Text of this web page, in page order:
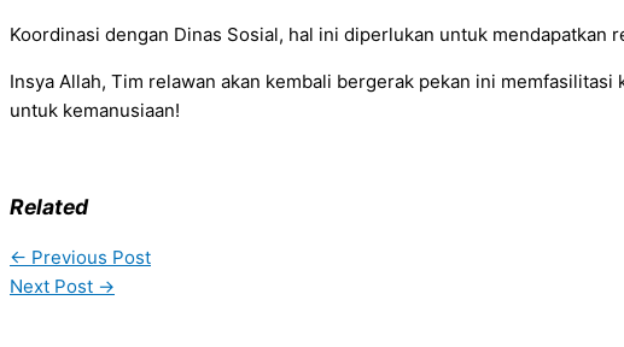
Koordinasi dengan Dinas Sosial, hal ini diperlukan untuk mendapatkan
Insya Allah, Tim relawan akan kembali bergerak pekan ini
untuk kemanusiaan!
Related
← Previous Post
Next Post →